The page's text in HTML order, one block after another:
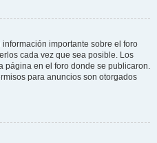
importante sobre el foro
cada vez que sea posible. Los
página en el foro donde se publicaron.
para anuncios son otorgados